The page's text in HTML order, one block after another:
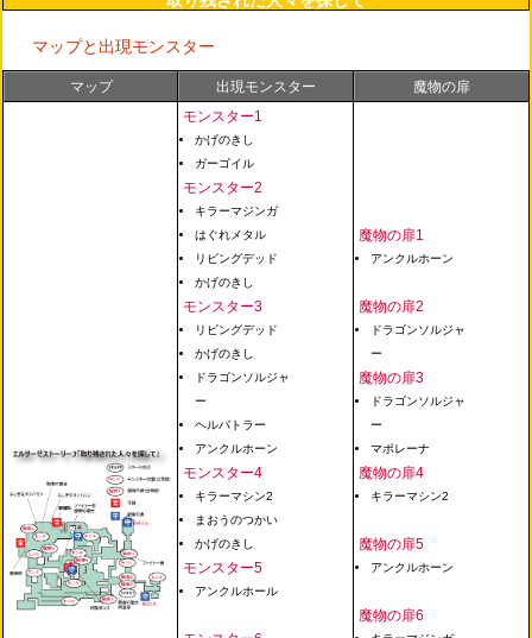
マップと出現モンスター
マップ 出現モンスター
魔物の扉
モンスター1
かげのきし
ガーゴイル
モンスター2
キラーマジンガ
はぐれメタル
リビングデッド
かげのきし
モンスター3
リビングデッド
かげのきし
ドラゴンソルジャ
ー
ヘルバトラー
アンクルホーン
モンスター4
キラーマシン2
まおうのつかい
かげのきし
モンスター5
アンクルホール
魔物の扉1
アンクルホーン
魔物の扉2
ドラゴンソルジャ
ー
魔物の扉3
ドラゴンソルジャ
ー
マポレーナ
魔物の扉4
キラーマシン2
魔物の扉5
アンクルホーン
魔物の扉6